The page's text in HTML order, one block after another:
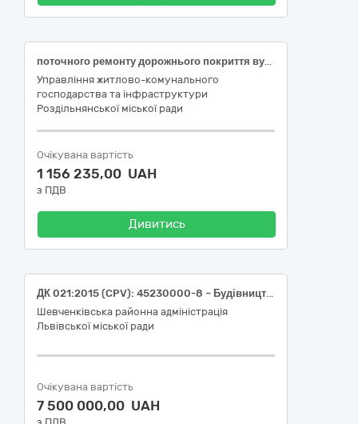
поточного ремонту дорожнього покриття вулиць і доріг комунальної власності м. Роздільна: вул. Щаслива; вул. Тираспольська; вул. Водопровідна; вул. Чорноморського козацтва; вул. Св. Інокентія; вул. Шевченка; вул. Г. Кірпи; пров. Марченка Сергія; вул. Малинова; вул. Європейська; вул. Травнева; вул. Св. Миколаївська; площа Привокзальна Роздільнянської міської територіальної громади Одеської області
Управління житлово-комунального
господарства та інфраструктури
Роздільнянської міської ради
Очікувана вартість
1 156 235,00 UAH
з ПДВ
Дивитись
ДК 021:2015 (CPV): 45230000-8 – Будівництво трубопроводів, ліній зв’язку та електропередач, шосе, доріг, аеродромів і залізничних доріг; вирівнювання поверхонь (Поточний ремонт вул. Топольної у м. Львові)
Шевченківська районна адміністрація
Львівської міської ради
Очікувана вартість
7 500 000,00 UAH